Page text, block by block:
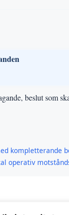
beslut som
kompletterande
operativ